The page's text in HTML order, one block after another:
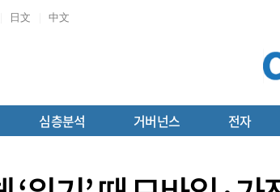
日文 中文
심층분석 거버넌스 전자